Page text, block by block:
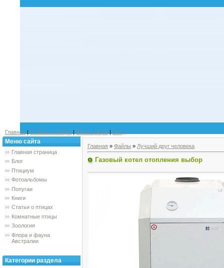
Главная | Статьи о птицах | Регистрация | Вход
Меню сайта
Главная страница
Блог
Птициум
Фотоальбомы
Попугаи
Книги
Статьи о птицах
Комнатные птицы
Зоология
Флора и фауна
Австралии
Категории раздела
Главная » Файлы » Лучший друг человека
Газовый котел отопления выбор